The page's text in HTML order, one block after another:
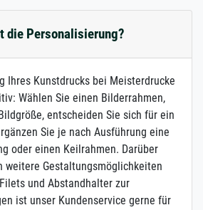
die Personalisierung?
Ihres Kunstdrucks bei Meisterdrucke
Wählen Sie einen Bilderrahmen,
entscheiden Sie sich für ein
Sie je nach Ausführung eine
oder einen Keilrahmen. Darüber
weitere Gestaltungsmöglichkeiten
und Abstandhalter zur
ist unser Kundenservice gerne für